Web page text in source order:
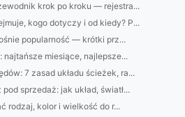
krok po kroku — rejestra...
kogo dotyczy i od kiedy? P...
popularność — krótki prz...
najtańsze miesiące, najlepsze...
7 zasad układu ścieżek, ra...
sprzedaż: jak układ, światł...
rodzaj, kolor i wielkość do r...